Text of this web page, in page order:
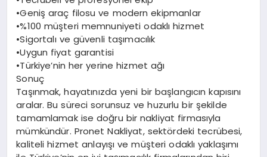
•Geniş araç filosu ve modern ekipmanlar
•%100 müşteri memnuniyeti odaklı hizmet
•Sigortalı ve güvenli taşımacılık
•Uygun fiyat garantisi
•Türkiye’nin her yerine hizmet ağı
Sonuç
Taşınmak, hayatınızda yeni bir başlangıcın kapısını
aralar. Bu süreci sorunsuz ve huzurlu bir şekilde
tamamlamak ise doğru bir nakliyat firmasıyla
mümkündür. Pronet Nakliyat, sektördeki tecrübesi,
kaliteli hizmet anlayışı ve müşteri odaklı yaklaşımı